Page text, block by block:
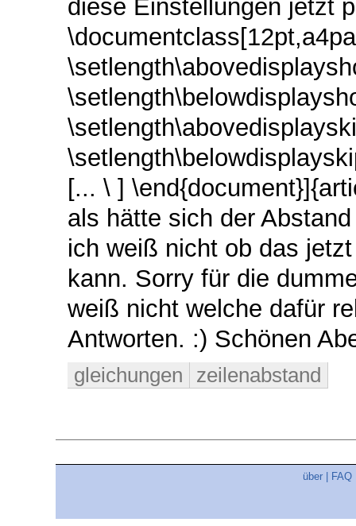
diese Einstellungen jetzt
[... \ ]
als hätte sich der
ich weiß nicht ob das
kann. Sorry für die
weiß nicht welche dafür
Antworten. :) Schönen
gleichungen zeilenabstand
über FAQ